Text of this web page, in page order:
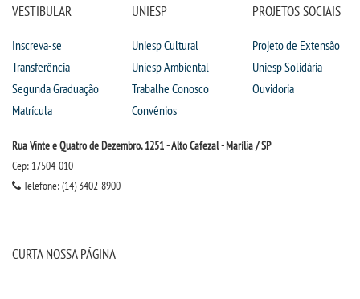
FIES
CURSOS
BACHARELADOS
TECNOLÓGICOS
VESTIBULAR
Inscreva-se
Transferência
Segunda Graduação
Matrícula
UNIESP
Uniesp Cultural
Uniesp Ambiental
Trabalhe Conosco
Convênios
PROJETOS SOCIAIS
Projeto de Extensão
Uniesp Solidária
Ouvidoria
Rua Vinte e Quatro de Dezembro, 1251 - Alto Cafezal - Marília / SP
Cep: 17504-010
Telefone: (14) 3402-8900
CURTA NOSSA PÁGINA